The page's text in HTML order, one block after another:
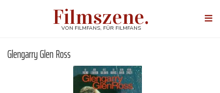
Filmszene.
VON FILMFANS, FÜR FILMFANS
Glengarry Glen Ross